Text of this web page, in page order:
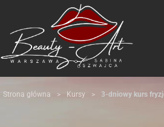
Strona główna > Kursy > 3-dniowy kurs